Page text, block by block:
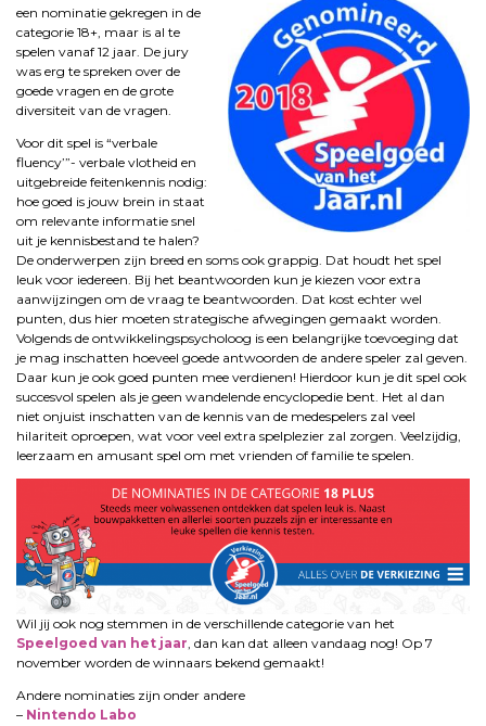
een nominatie gekregen in de
categorie 18+, maar is al te
spelen vanaf 12 jaar. De jury
was erg te spreken over de
goede vragen en de grote
diversiteit van de vragen.
Voor dit spel is “verbale
fluency’”- verbale vlotheid en
uitgebreide feitenkennis nodig:
hoe goed is jouw brein in staat
om relevante informatie snel
uit je kennisbestand te halen?
De onderwerpen zijn breed en soms ook grappig. Dat houdt het spel
leuk voor iedereen. Bij het beantwoorden kun je kiezen voor extra
aanwijzingen om de vraag te beantwoorden. Dat kost echter wel
punten, dus hier moeten strategische afwegingen gemaakt worden.
Volgends de ontwikkelingspsycholoog is een belangrijke toevoeging dat
je mag inschatten hoeveel goede antwoorden de andere speler zal geven.
Daar kun je ook goed punten mee verdienen! Hierdoor kun je dit spel ook
succesvol spelen als je geen wandelende encyclopedie bent. Het al dan
niet onjuist inschatten van de kennis van de medespelers zal veel
hilariteit oproepen, wat voor veel extra spelplezier zal zorgen. Veelzijdig,
leerzaam en amusant spel om met vrienden of familie te spelen.
Wil jij ook nog stemmen in de verschillende categorie van het
Speelgoed van het jaar, dan kan dat alleen vandaag nog! Op 7
november worden de winnaars bekend gemaakt!
Andere nominaties zijn onder andere
– Nintendo Labo